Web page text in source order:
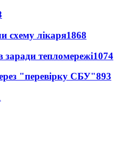
схему лікаря1868
тепломережі1074
"перевірку СБУ"893